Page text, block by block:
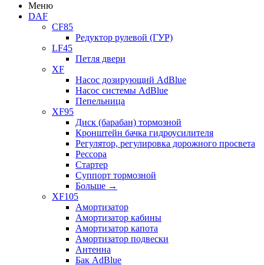
Меню
DAF
CF85
Редуктор рулевой (ГУР)
LF45
Петля двери
XF
Насос дозирующий AdBlue
Насос системы AdBlue
Пепельница
XF95
Диск (барабан) тормозной
Кронштейн бачка гидроусилителя
Регулятор, регулировка дорожного просвета
Рессора
Стартер
Суппорт тормозной
Больше →
XF105
Амортизатор
Амортизатор кабины
Амортизатор капота
Амортизатор подвески
Антенна
Бак AdBlue